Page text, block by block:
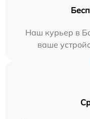
Наш курьер в
ваше